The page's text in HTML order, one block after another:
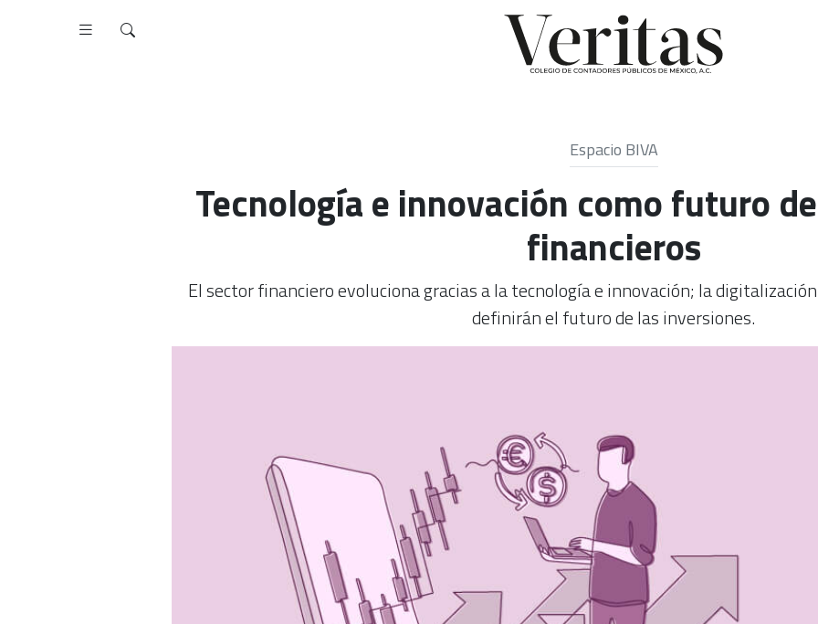
Espacio BIVA
Tecnología e innovación como futuro
financieros
El sector financiero evoluciona gracias a la tecnología e innovación; la
definirán el futuro de las inversiones.